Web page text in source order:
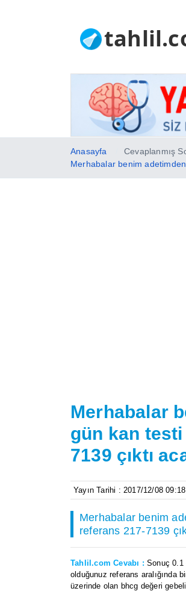
Anasayfa
Cevaplanmış
Merhabalar benim
Merhabalar
gün kan testi
7139 çıktı
Yayın Tarihi : 2017/12/08
Merhabalar benim
referans 217-7139
Tahlil.com Cevabı : Sonuç 0.1
olduğunuz referans aralığında
üzerinde olan bhcg değeri